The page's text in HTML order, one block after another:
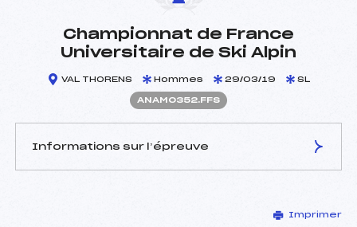
Championnat de France
Universitaire de Ski Alpin
VAL THORENS Hommes 29/03/19 SL
ANAM0352.FFS
Informations sur l’épreuve
LE QUELLEC LOIC (SA)
Imprimer